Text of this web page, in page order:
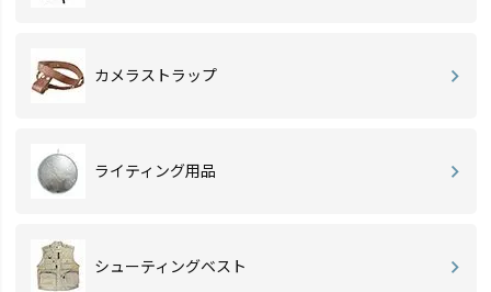
カメラストラップ
ライティング用品
シューティングベスト